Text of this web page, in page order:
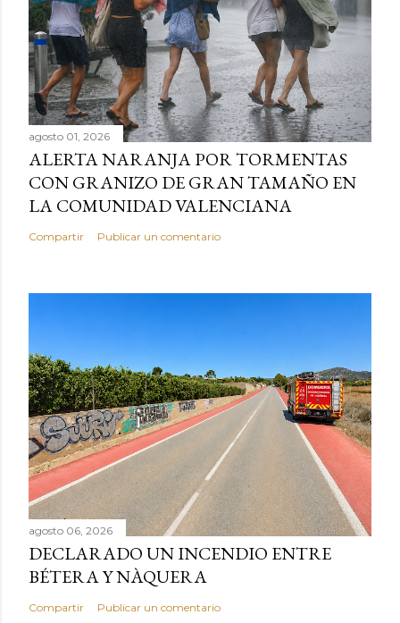
agosto 01, 2026
ALERTA NARANJA POR TORMENTAS
CON GRANIZO DE GRAN TAMAÑO EN
LA COMUNIDAD VALENCIANA
Compartir Publicar un comentario
agosto 06, 2026
DECLARADO UN INCENDIO ENTRE
BÉTERA Y NÀQUERA
Compartir Publicar un comentario